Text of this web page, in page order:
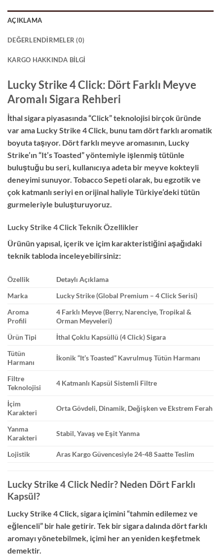
AÇIKLAMA
DEĞERLENDIRMELER (0)
KARGO HAKKINDA BILGI
Lucky Strike 4 Click: Dört Farklı Meyve
Aromalı Sigara Rehberi
İthal sigara piyasasında “Click” teknolojisi birçok üründe
var ama Lucky Strike 4 Click, bunu tam dört farklı aromatik
boyuta taşıyor. Dört farklı meyve aromasının, Lucky
Strike’ın “It’s Toasted” yöntemiyle işlenmiş tütünle
buluştuğu bu seri, kullanıcıya adeta bir meyve kokteyli
deneyimi sunuyor. Tobacco Sepeti olarak, bu egzotik ve
çok katmanlı seriyi en orijinal haliyle Türkiye’deki tütün
gurmeleriyle buluşturuyoruz.
Lucky Strike 4 Click Teknik Özellikler
Ürünün yapısal, içerik ve içim karakteristiğini aşağıdaki
teknik tabloda inceleyebilirsiniz:
Özellik
Detaylı Açıklama
Marka
Lucky Strike (Global Premium – 4 Click Serisi)
Aroma
Profili
4 Farklı Meyve (Berry, Narenciye, Tropikal &
Orman Meyveleri)
Ürün Tipi
İthal Çoklu Kapsüllü (4 Click) Sigara
Tütün
Harmanı
İkonik “It’s Toasted” Kavrulmuş Tütün Harmanı
Filtre
Teknolojisi
4 Katmanlı Kapsül Sistemli Filtre
İçim
Karakteri
Orta Gövdeli, Dinamik, Değişken ve Ekstrem Ferah
Yanma
Karakteri
Stabil, Yavaş ve Eşit Yanma
Lojistik Aras Kargo Güvencesiyle 24-48 Saatte Teslim
Lucky Strike 4 Click Nedir? Neden Dört Farklı
Kapsül?
Lucky Strike 4 Click, sigara içimini “tahmin edilemez ve
eğlenceli” bir hale getirir. Tek bir sigara dalında dört farklı
aromayı yönetebilmek, içimi her an yeniden keşfetmek
demektir.